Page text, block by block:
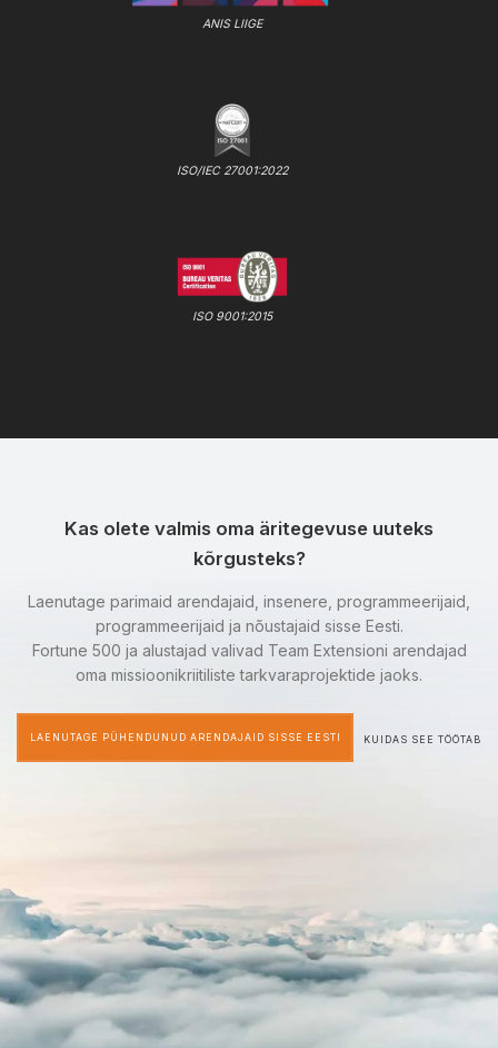
ANIS LIIGE
ISO/IEC 27001:2022
ISO 9001:2015
Kas olete valmis oma äritegevuse uuteks
kõrgusteks?
Laenutage parimaid arendajaid, insenere, programmeerijaid,
programmeerijaid ja nõustajaid sisse Eesti.
Fortune 500 ja alustajad valivad Team Extensioni arendajad
oma missioonikriitiliste tarkvaraprojektide jaoks.
LAENUTAGE PÜHENDUNUD ARENDAJAID SISSE EESTI KUIDAS SEE TÖÖTAB